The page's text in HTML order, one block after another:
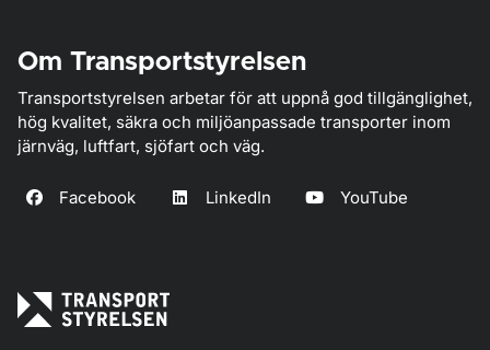
Om Transportstyrelsen
Transportstyrelsen arbetar för att uppnå god tillgänglighet,
hög kvalitet, säkra och miljöanpassade transporter inom
järnväg, luftfart, sjöfart och väg.
Facebook LinkedIn YouTube